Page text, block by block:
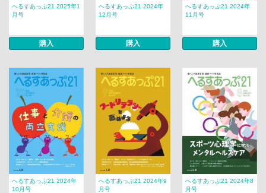
へるすあっぷ21 2025年1
月号
購入
へるすあっぷ21 2024年
12月号
購入
へるすあっぷ21 2024年
11月号
購入
へるすあっぷ21 2024年
10月号
へるすあっぷ21 2024年9
月号
へるすあっぷ21 2024年8
月号